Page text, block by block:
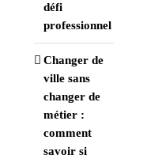
défi
professionnel
Changer de
ville sans
changer de
métier :
comment
savoir si